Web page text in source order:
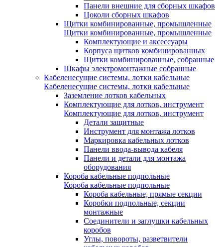
Панели внешние для сборных шкафов
Цоколи сборных шкафов
Щитки комбинированные, промышленные
Щитки комбинированные, промышленные
Комплектующие и аксессуары
Корпуса щитков комбинированных
Щитки комбинированные, собранные
Шкафы электромонтажные собранные
Кабеленесущие системы, лотки кабельные
Кабеленесущие системы, лотки кабельные
Заземление лотков кабельных
Комплектующие для лотков, инструмент
Комплектующие для лотков, инструмент
Детали защитные
Инструмент для монтажа лотков
Маркировка кабельных лотков
Панели ввода-вывода кабеля
Панели и детали для монтажа
оборудования
Короба кабельные подпольные
Короба кабельные подпольные
Короба кабельные, прямые секции
Коробки подпольные, секции
монтажные
Соединители и заглушки кабельных
коробов
Углы, повороты, разветвители